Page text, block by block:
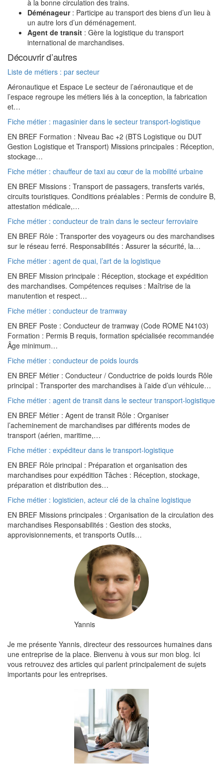
à la bonne circulation des trains.
Déménageur: Participe au transport des biens d’un lieu à
un autre lors d’un déménagement.
Agent de transit : Gère la logistique du transport
international de marchandises.
Découvrir d’autres
Liste de métiers : par secteur
Aéronautique et Espace Le secteur de l’aéronautique et de
l’espace regroupe les métiers liés à la conception, la fabrication
et…
Fiche métier : magasinier dans le secteur transport-logistique
EN BREF Formation : Niveau Bac +2 (BTS Logistique ou DUT
Gestion Logistique et Transport) Missions principales : Réception,
stockage…
Fiche métier : chauffeur de taxi au cœur de la mobilité urbaine
EN BREF Missions : Transport de passagers, transferts variés,
circuits touristiques. Conditions préalables : Permis de conduire B,
attestation médicale,…
Fiche métier : conducteur de train dans le secteur ferroviaire
EN BREF Rôle : Transporter des voyageurs ou des marchandises
sur le réseau ferré. Responsabilités : Assurer la sécurité, la…
Fiche métier : agent de quai, l’art de la logistique
EN BREF Mission principale : Réception, stockage et expédition
des marchandises. Compétences requises : Maîtrise de la
manutention et respect…
Fiche métier : conducteur de tramway
EN BREF Poste : Conducteur de tramway (Code ROME N4103)
Formation : Permis B requis, formation spécialisée recommandée
Âge minimum…
Fiche métier : conducteur de poids lourds
EN BREF Métier : Conducteur / Conductrice de poids lourds Rôle
principal : Transporter des marchandises à l’aide d’un véhicule…
Fiche métier : agent de transit dans le secteur transport-logistique
EN BREF Métier : Agent de transit Rôle : Organiser
l’acheminement de marchandises par différents modes de
transport (aérien, maritime,…
Fiche métier : expéditeur dans le transport-logistique
EN BREF Rôle principal : Préparation et organisation des
marchandises pour expédition Tâches : Réception, stockage,
préparation et distribution des…
Fiche métier : logisticien, acteur clé de la chaîne logistique
EN BREF Missions principales : Organisation de la circulation des
marchandises Responsabilités : Gestion des stocks,
approvisionnements, et transports Outils…
Yannis
Je me présente Yannis, directeur des ressources humaines dans
une entreprise de la place. Bienvenu à vous sur mon blog. Ici
vous retrouvez des articles qui parlent principalement de sujets
importants pour les entreprises.